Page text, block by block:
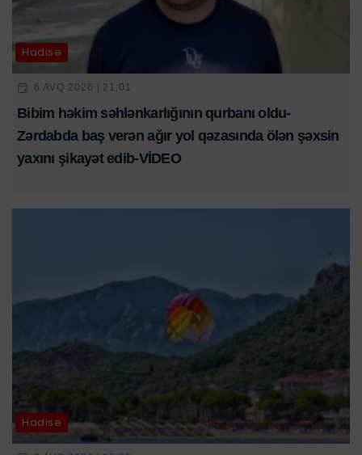
Hadisə
6 AVQ 2026 | 21:01
Bibim həkim səhlənkarlığının qurbanı oldu-
Zərdabda baş verən ağır yol qəzasında ölən şəxsin
yaxını şikayət edib-VİDEO
Hadisə